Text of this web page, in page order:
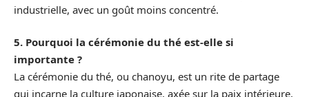
industrielle, avec un goût moins concentré.
5. Pourquoi la cérémonie du thé est-elle si
importante ?
La cérémonie du thé, ou chanoyu, est un rite de partage
qui incarne la culture japonaise, axée sur la paix intérieure,